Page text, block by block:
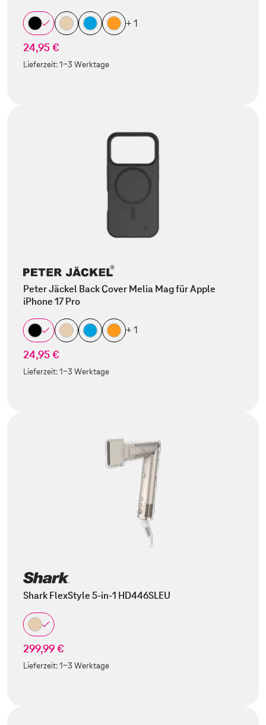
+ 1
24,95 €
Lieferzeit:1-3 Werktage
Peter Jäckel Back Cover Melia Mag für Apple
iPhone 17 Pro
+ 1
24,95 €
Lieferzeit:1-3 Werktage
Shark FlexStyle 5-in-1 HD446SLEU
299,99 €
Lieferzeit:1-3 Werktage